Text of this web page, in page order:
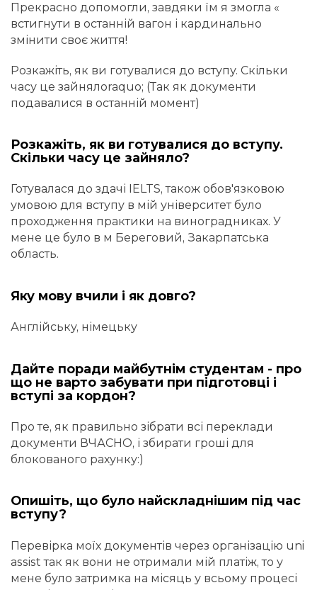
Прекрасно допомогли, завдяки їм я змогла «
встигнути в останній вагон і кардинально
змінити своє життя!
Розкажіть, як ви готувалися до вступу. Скільки
часу це зайнялоraquo; (Так як документи
подавалися в останній момент)
Розкажіть, як ви готувалися до вступу.
Скільки часу це зайняло?
Готувалася до здачі IELTS, також обов'язковою
умовою для вступу в мій університет було
проходження практики на виноградниках. У
мене це було в м Береговий, Закарпатська
область.
Яку мову вчили і як довго?
Англійську, німецьку
Дайте поради майбутнім студентам - про
що не варто забувати при підготовці і
вступі за кордон?
Про те, як правильно зібрати всі переклади
документи ВЧАСНО, і збирати гроші для
блокованого рахунку:)
Опишіть, що було найскладнішим під час
вступу?
Перевірка моїх документів через організацію uni
assist так як вони не отримали мій платіж, то у
мене було затримка на місяць у всьому процесі